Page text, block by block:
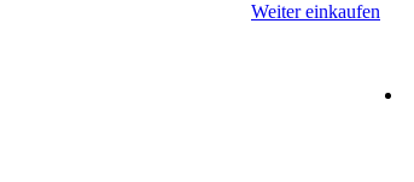
Weiter einkaufen